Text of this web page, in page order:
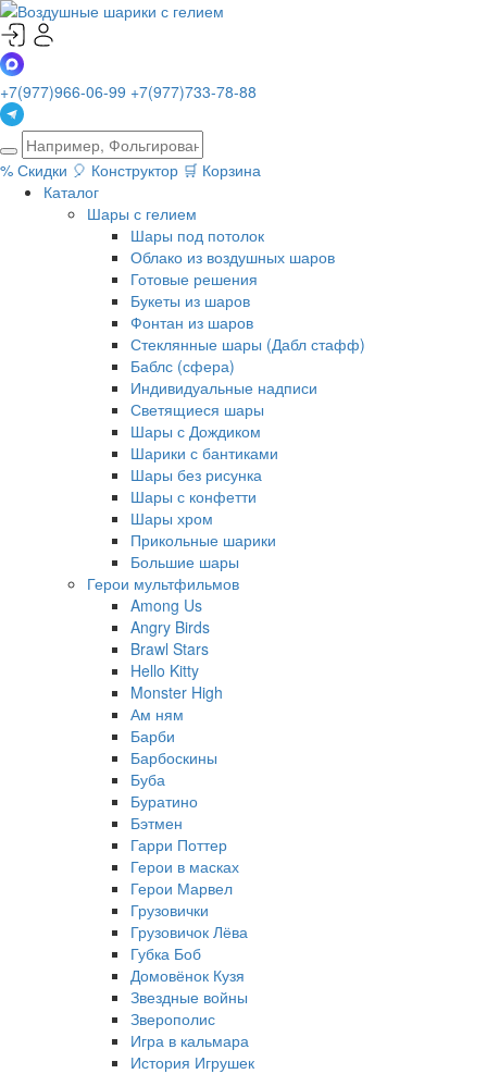
+7(977)966-06-99 +7(977)733-78-88
% Скидки 🎈 Конструктор 🛒 Корзина
Каталог
Шары с гелием
Шары под потолок
Облако из воздушных шаров
Готовые решения
Букеты из шаров
Фонтан из шаров
Стеклянные шары (Дабл стафф)
Баблс (сфера)
Индивидуальные надписи
Светящиеся шары
Шары с Дождиком
Шарики с бантиками
Шары без рисунка
Шары с конфетти
Шары хром
Прикольные шарики
Большие шары
Герои мультфильмов
Among Us
Angry Birds
Brawl Stars
Hello Kitty
Monster High
Ам ням
Барби
Барбоскины
Буба
Буратино
Бэтмен
Гарри Поттер
Герои в масках
Герои Марвел
Грузовички
Грузовичок Лёва
Губка Боб
Домовёнок Кузя
Звездные войны
Зверополис
Игра в кальмара
История Игрушек